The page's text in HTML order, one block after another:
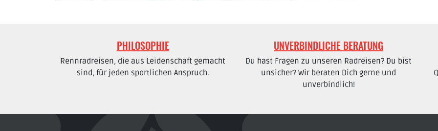
PHILOSOPHIE
Rennradreisen, die aus Leidenschaft gemacht
sind, für jeden sportlichen Anspruch.
UNVERBINDLICHE BERATUNG
Du hast Fragen zu unseren Radreisen? Du bist
unsicher? Wir beraten Dich gerne und
unverbindlich!